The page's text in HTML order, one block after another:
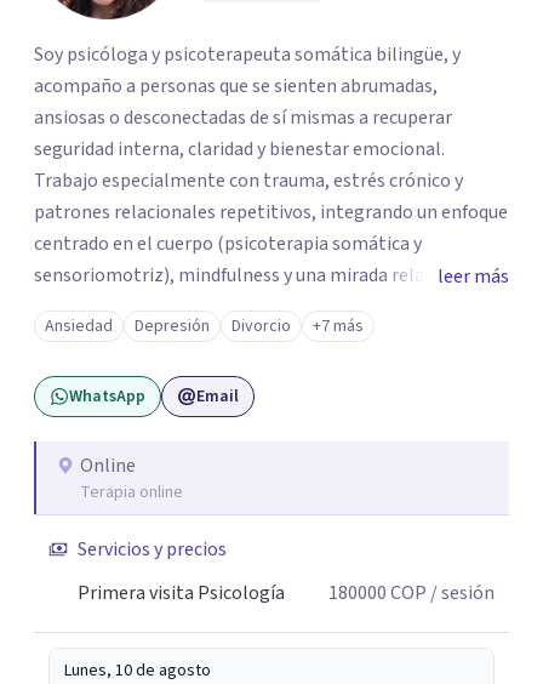
Soy psicóloga y psicoterapeuta somática bilingüe, y
acompaño a personas que se sienten abrumadas,
ansiosas o desconectadas de sí mismas a recuperar
seguridad interna, claridad y bienestar emocional.
Trabajo especialmente con trauma, estrés crónico y
patrones relacionales repetitivos, integrando un enfoque
centrado en el cuerpo (psicoterapia somática y
sensoriomotriz), mindfulness y una mirada relacional y
psicodinámica. En terapia te ayudo a entender lo que te
pasa sin juicio, a regular tu sistema nervioso y a
desarrollar recursos concretos para sentirte más
presente, estable y en paz contigo. También tengo
lo que me permite abordar dinámicas profundas que
pueden estar influyendo en tu historia y tus vínculos
leer más
Ansiedad Depresión Divorcio +7 más
WhatsApp Email
Online
Terapia online
Servicios y precios
Primera visita Psicología
180000COP / sesión
Lunes, 10 de agosto